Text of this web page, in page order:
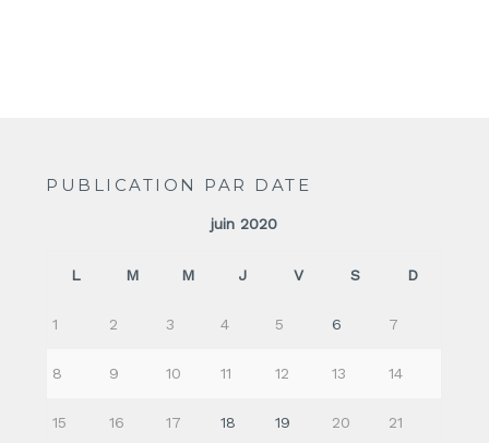
PUBLICATION PAR DATE
juin 2020
L M M J V S D
1 2 3 4 5 6 7
8 9 10 11 12 13 14
15 16 17 18 19 20 21